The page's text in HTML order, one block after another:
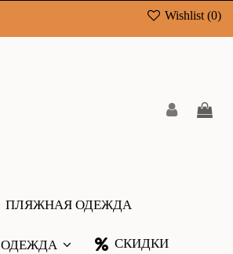
Wishlist (0)
ПЛЯЖНАЯ ОДЕЖДА
ОДЕЖДА СКИДКИ